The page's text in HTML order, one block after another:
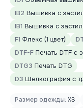
IB2 Вышивка с
IB1 Вышивка с
F1 Флекс (1 цвет)
DTF-F Печать DTF с
DTG3 Печать DTG
D3 Шелкография с
Размер одежды: XS